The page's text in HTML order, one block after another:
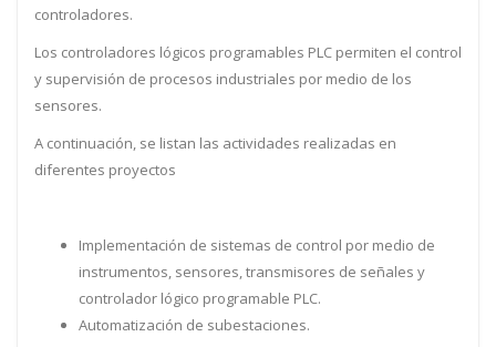
controladores.
Los controladores lógicos programables PLC permiten el control
y supervisión de procesos industriales por medio de los
sensores.
A continuación, se listan las actividades realizadas en
diferentes proyectos
Implementación de sistemas de control por medio de
instrumentos, sensores, transmisores de señales y
controlador lógico programable PLC.
Automatización de subestaciones.